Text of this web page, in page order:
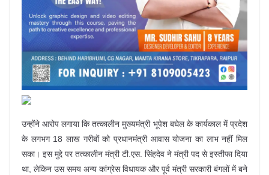
उन्होंने आरोप लगाया कि तत्कालीन मुख्यमंत्री भूपेश बघेल के कार्यकाल में प्रदेश
के लगभग 18 लाख गरीबों को प्रधानमंत्री आवास योजना का लाभ नहीं मिल
सका। इस मुद्दे पर तत्कालीन मंत्री टी.एस. सिंहदेव ने मंत्री पद से इस्तीफा दिया
था, लेकिन उस समय अन्य कांग्रेस विधायक और पूर्व मंत्री सरकारी बंगलों में बने